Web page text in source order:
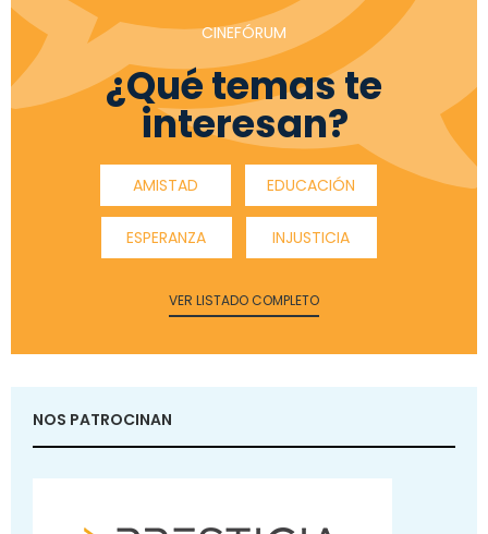
CINEFÓRUM
¿Qué temas te
interesan?
AMISTAD EDUCACIÓN
ESPERANZA INJUSTICIA
VER LISTADO COMPLETO
NOS PATROCINAN